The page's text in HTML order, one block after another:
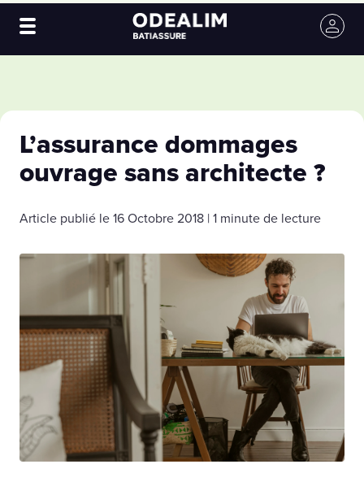
L’assurance dommages
ouvrage sans architecte ?
Article publié le 16 Octobre 2018 | 1 minute de lecture